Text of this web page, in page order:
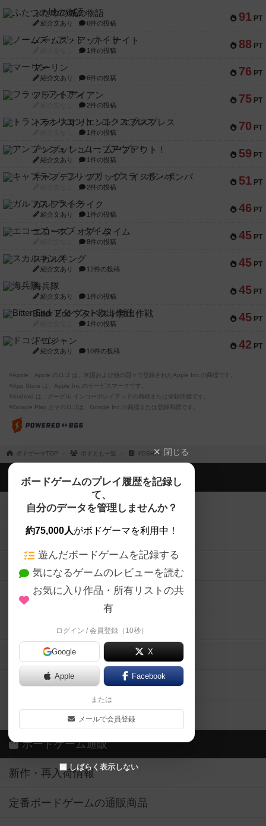
91 PT
ふたつの城の物語
紹介文あり 6件の投稿
88 PT
ノームズ・アット・ナイト
1件の投稿
76 PT
マーリン
紹介文あり 6件の投稿
75 PT
フラットアイアン
2件の投稿
70 PT
トランスオリエント・エクスプレス
1件の投稿
59 PT
アンブッシュ！：ムーブアウト！
紹介文あり 1件の投稿
51 PT
キャプテン・フリップ：イスラ・ボンバ
2件の投稿
46 PT
ガルフストライク
紹介文あり 1件の投稿
45 PT
エコーズ・オブ・タイム
8件の投稿
45 PT
スカルキング
紹介文あり 12件の投稿
45 PT
海兵隊
紹介文あり 1件の投稿
45 PT
Bitter End ブタペスト救出作戦
1件の投稿
42 PT
ドコジャン
紹介文あり 10件の投稿
※Apple、Apple のロゴ は、米国および他の国々で登録されたApple Inc.の商標です。
※App Store は、Apple Inc.のサービスマークです。
※Android は、グーグル インコーポレイテッドの商標または登録商標です。
※Google Play とそのロゴは、Google Inc.の商標または登録商標です。
ボドゲーマTOP ボドとも一覧 YOSHI☆ 閉じる
ボードゲームのプレイ履歴を記録し
て、
自分のデータを管理しませんか？
約75,000人がボドゲーマを利用中！
遊んだボードゲームを記録する
気になるゲームのレビューを読む
お気に入り作品・所有リストの共
有
ログイン / 会員登録（10秒）
Google X
Apple Facebook
または
メールで会員登録
しばらく表示しない
ボドゲーマTOP
ボードゲームを検索する
ボードゲームの新着レビュー
ボードゲーム会情報
メカニクス特集
掲示板・トピックス
ボドとも・会員一覧
ボードゲーム業界コラム
ボドゲーマご利用案内
ボードゲーム通販
新作・再入荷情報
定番ボードゲームの通販商品